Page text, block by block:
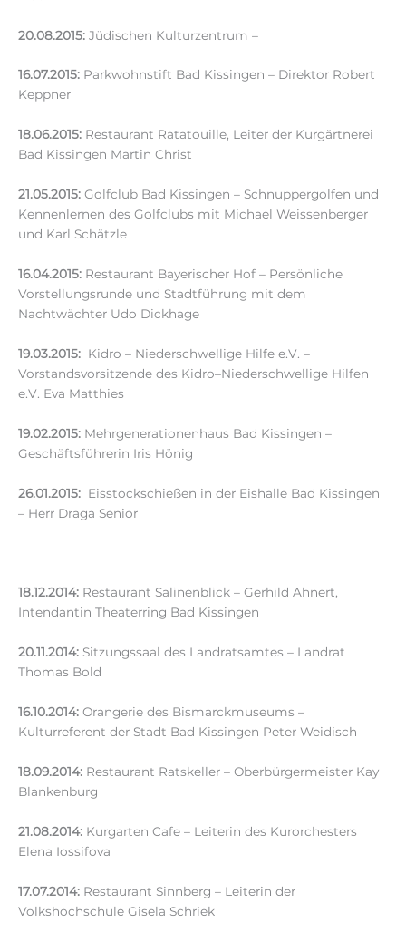
20.08.2015: Jüdischen Kulturzentrum –
16.07.2015: Parkwohnstift Bad Kissingen – Direktor Robert
Keppner
18.06.2015: Restaurant Ratatouille, Leiter der Kurgärtnerei
Bad Kissingen Martin Christ
21.05.2015: Golfclub Bad Kissingen – Schnuppergolfen und
Kennenlernen des Golfclubs mit Michael Weissenberger
und Karl Schätzle
16.04.2015: Restaurant Bayerischer Hof – Persönliche
Vorstellungsrunde und Stadtführung mit dem
Nachtwächter Udo Dickhage
19.03.2015: Kidro – Niederschwellige Hilfe e.V. –
Vorstandsvorsitzende des Kidro–Niederschwellige Hilfen
e.V. Eva Matthies
19.02.2015: Mehrgenerationenhaus Bad Kissingen –
Geschäftsführerin Iris Hönig
26.01.2015: Eisstockschießen in der Eishalle Bad Kissingen
– Herr Draga Senior
18.12.2014: Restaurant Salinenblick – Gerhild Ahnert,
Intendantin Theaterring Bad Kissingen
20.11.2014: Sitzungssaal des Landratsamtes – Landrat
Thomas Bold
16.10.2014: Orangerie des Bismarckmuseums –
Kulturreferent der Stadt Bad Kissingen Peter Weidisch
18.09.2014: Restaurant Ratskeller – Oberbürgermeister Kay
Blankenburg
21.08.2014: Kurgarten Cafe – Leiterin des Kurorchesters
Elena Iossifova
17.07.2014: Restaurant Sinnberg – Leiterin der
Volkshochschule Gisela Schriek